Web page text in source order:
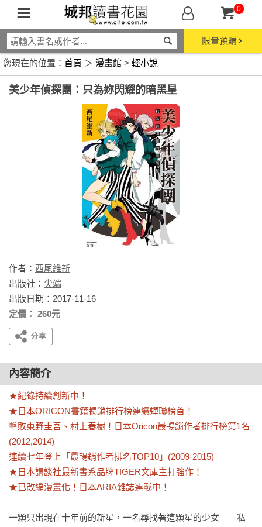
0
限量預購
您現在的位置： 首頁 ＞ 漫畫館 > 輕小說
美少年偵探團：只為妳閃耀的暗黑星
作者： 西尾維新
出版社： 尖端
出版日期：2017-11-16
定價： 260元
內容簡介
★紀錄持續創新中！
★日本ORICON書籍暢銷排行榜連續蟬聯榜首！
擊敗東野圭吾、村上春樹！日本Oricon最暢銷作者排行榜第1名
(2012,2014)
連續七年登上「最暢銷作者排名TOP10」(2009-2015)
★日本講談社最新書系品牌TIGER文庫主打強作！
★已改編漫畫化！日本ARIA雜誌連載中！
一顆只出現在十年前的新星，一名尋找著這顆星的少女——私